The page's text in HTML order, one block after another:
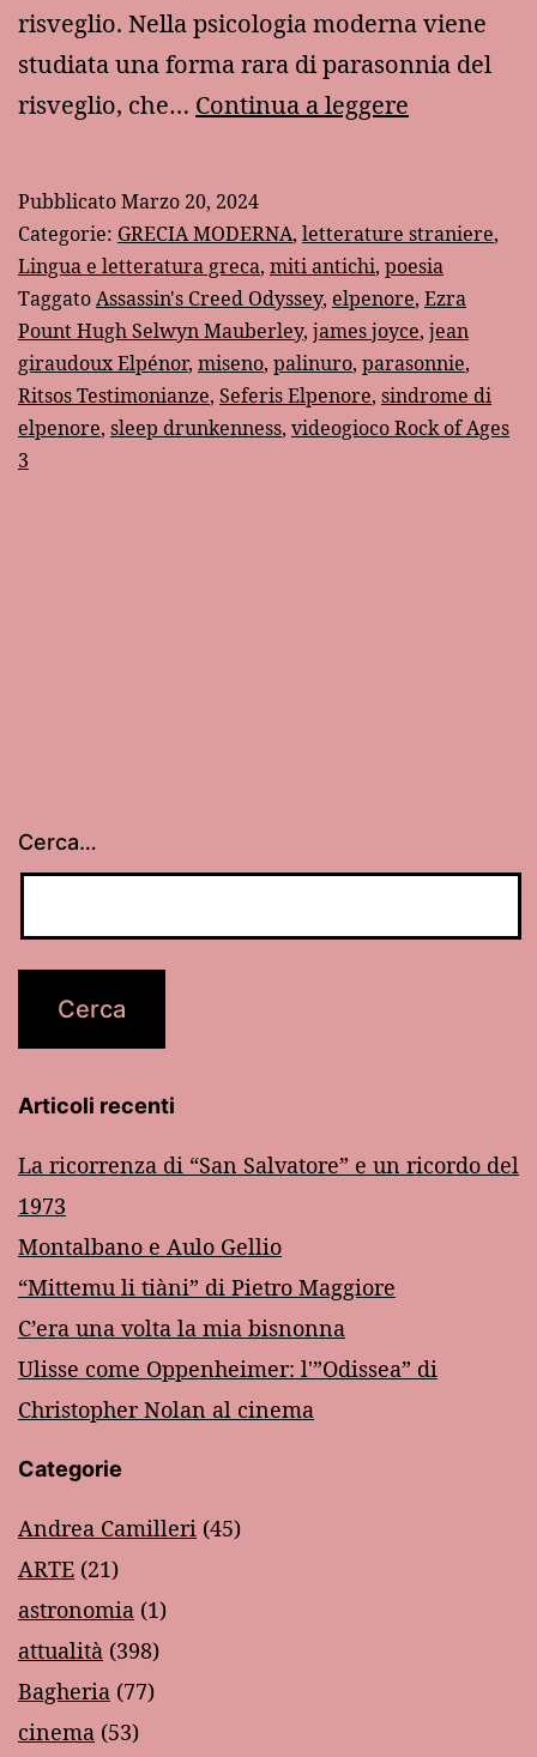
risveglio. Nella psicologia moderna viene
studiata una forma rara di parasonnia del
risveglio, che… Continua a leggere
un
uomo
qualunque
PubblicatoMarzo 20, 2024
Categorie: GRECIA MODERNA, letterature straniere,
Lingua e letteratura greca, miti antichi, poesia
TaggatoAssassin's Creed Odyssey, elpenore, Ezra
Pount Hugh Selwyn Mauberley, james joyce, jean
giraudoux Elpénor, miseno, palinuro, parasonnie,
Ritsos Testimonianze, Seferis Elpenore, sindrome di
elpenore, sleep drunkenness, videogioco Rock of Ages
3
Cerca…
Articoli recenti
La ricorrenza di “San Salvatore” e un ricordo del
1973
Montalbano e Aulo Gellio
“Mittemu li tiàni” di Pietro Maggiore
C’era una volta la mia bisnonna
Ulisse come Oppenheimer: l'”Odissea” di
Christopher Nolan al cinema
Categorie
Andrea Camilleri (45)
ARTE (21)
astronomia (1)
attualità (398)
Bagheria (77)
cinema (53)